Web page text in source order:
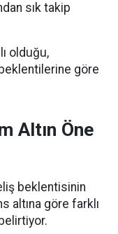
sık takip
olduğu,
göre
Altın Öne
beklentisinin
altına göre farklı